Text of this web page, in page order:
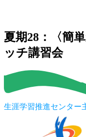
夏期28：〈簡
ッチ講習会
生涯学習推進センター